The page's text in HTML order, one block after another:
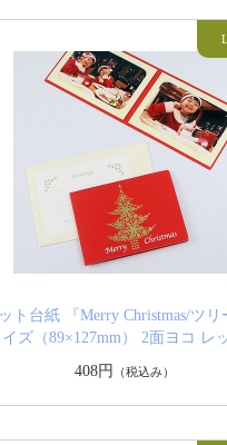
ト台紙 『Merry Christmas/ツリ
イズ（89×127mm） 2面ヨコ レ
408円
（税込み）